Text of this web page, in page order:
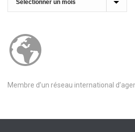
Membre d’un réseau international